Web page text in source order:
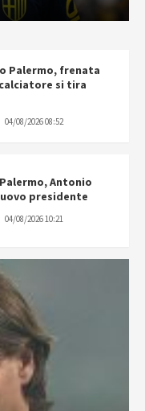
Palermo, frenata
si tira
04/08/2026 08:52
Antonio
presidente
04/08/2026 10:21